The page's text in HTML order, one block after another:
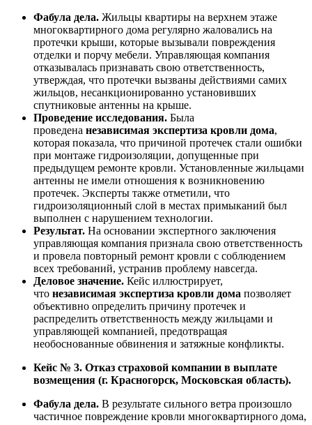
Фабула дела. Жильцы квартиры на верхнем этаже
многоквартирного дома регулярно жаловались на
протечки крыши, которые вызывали повреждения
отделки и порчу мебели. Управляющая компания
отказывалась признавать свою ответственность,
утверждая, что протечки вызваны действиями самих
жильцов, несанкционированно установивших
спутниковые антенны на крыше.
Проведение исследования. Была
проведена независимая экспертиза кровли дома,
которая показала, что причиной протечек стали ошибки
при монтаже гидроизоляции, допущенные при
предыдущем ремонте кровли. Установленные жильцами
антенны не имели отношения к возникновению
протечек. Эксперты также отметили, что
гидроизоляционный слой в местах примыканий был
выполнен с нарушением технологии.
Результат. На основании экспертного заключения
управляющая компания признала свою ответственность
и провела повторный ремонт кровли с соблюдением
всех требований, устранив проблему навсегда.
Деловое значение. Кейс иллюстрирует,
что независимая экспертиза кровли дома позволяет
объективно определить причину протечек и
распределить ответственность между жильцами и
управляющей компанией, предотвращая
необоснованные обвинения и затяжные конфликты.
Кейс № 3. Отказ страховой компании в выплате
возмещения (г. Красногорск, Московская область).
Фабула дела. В результате сильного ветра произошло
частичное повреждение кровли многоквартирного дома,